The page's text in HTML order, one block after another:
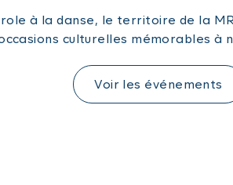
à la danse, le territoire de la
culturelles mémorables à
Voir les événements